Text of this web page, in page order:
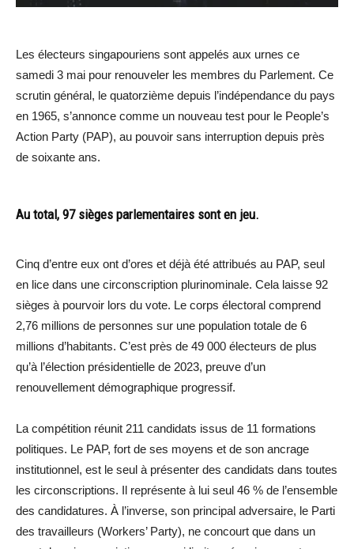
Les électeurs singapouriens sont appelés aux urnes ce
samedi 3 mai pour renouveler les membres du Parlement. Ce
scrutin général, le quatorzième depuis l’indépendance du pays
en 1965, s’annonce comme un nouveau test pour le People’s
Action Party (PAP), au pouvoir sans interruption depuis près
de soixante ans.
Au total, 97 sièges parlementaires sont en jeu.
Cinq d’entre eux ont d’ores et déjà été attribués au PAP, seul
en lice dans une circonscription plurinominale. Cela laisse 92
sièges à pourvoir lors du vote. Le corps électoral comprend
2,76 millions de personnes sur une population totale de 6
millions d’habitants. C’est près de 49 000 électeurs de plus
qu’à l’élection présidentielle de 2023, preuve d’un
renouvellement démographique progressif.
La compétition réunit 211 candidats issus de 11 formations
politiques. Le PAP, fort de ses moyens et de son ancrage
institutionnel, est le seul à présenter des candidats dans toutes
les circonscriptions. Il représente à lui seul 46 % de l’ensemble
des candidatures. À l’inverse, son principal adversaire, le Parti
des travailleurs (Workers’ Party), ne concourt que dans un